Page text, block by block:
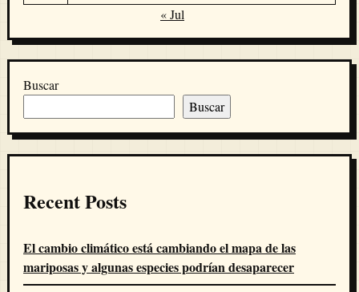
« Jul
Buscar
Buscar
Recent Posts
El cambio climático está cambiando el mapa de las
mariposas y algunas especies podrían desaparecer